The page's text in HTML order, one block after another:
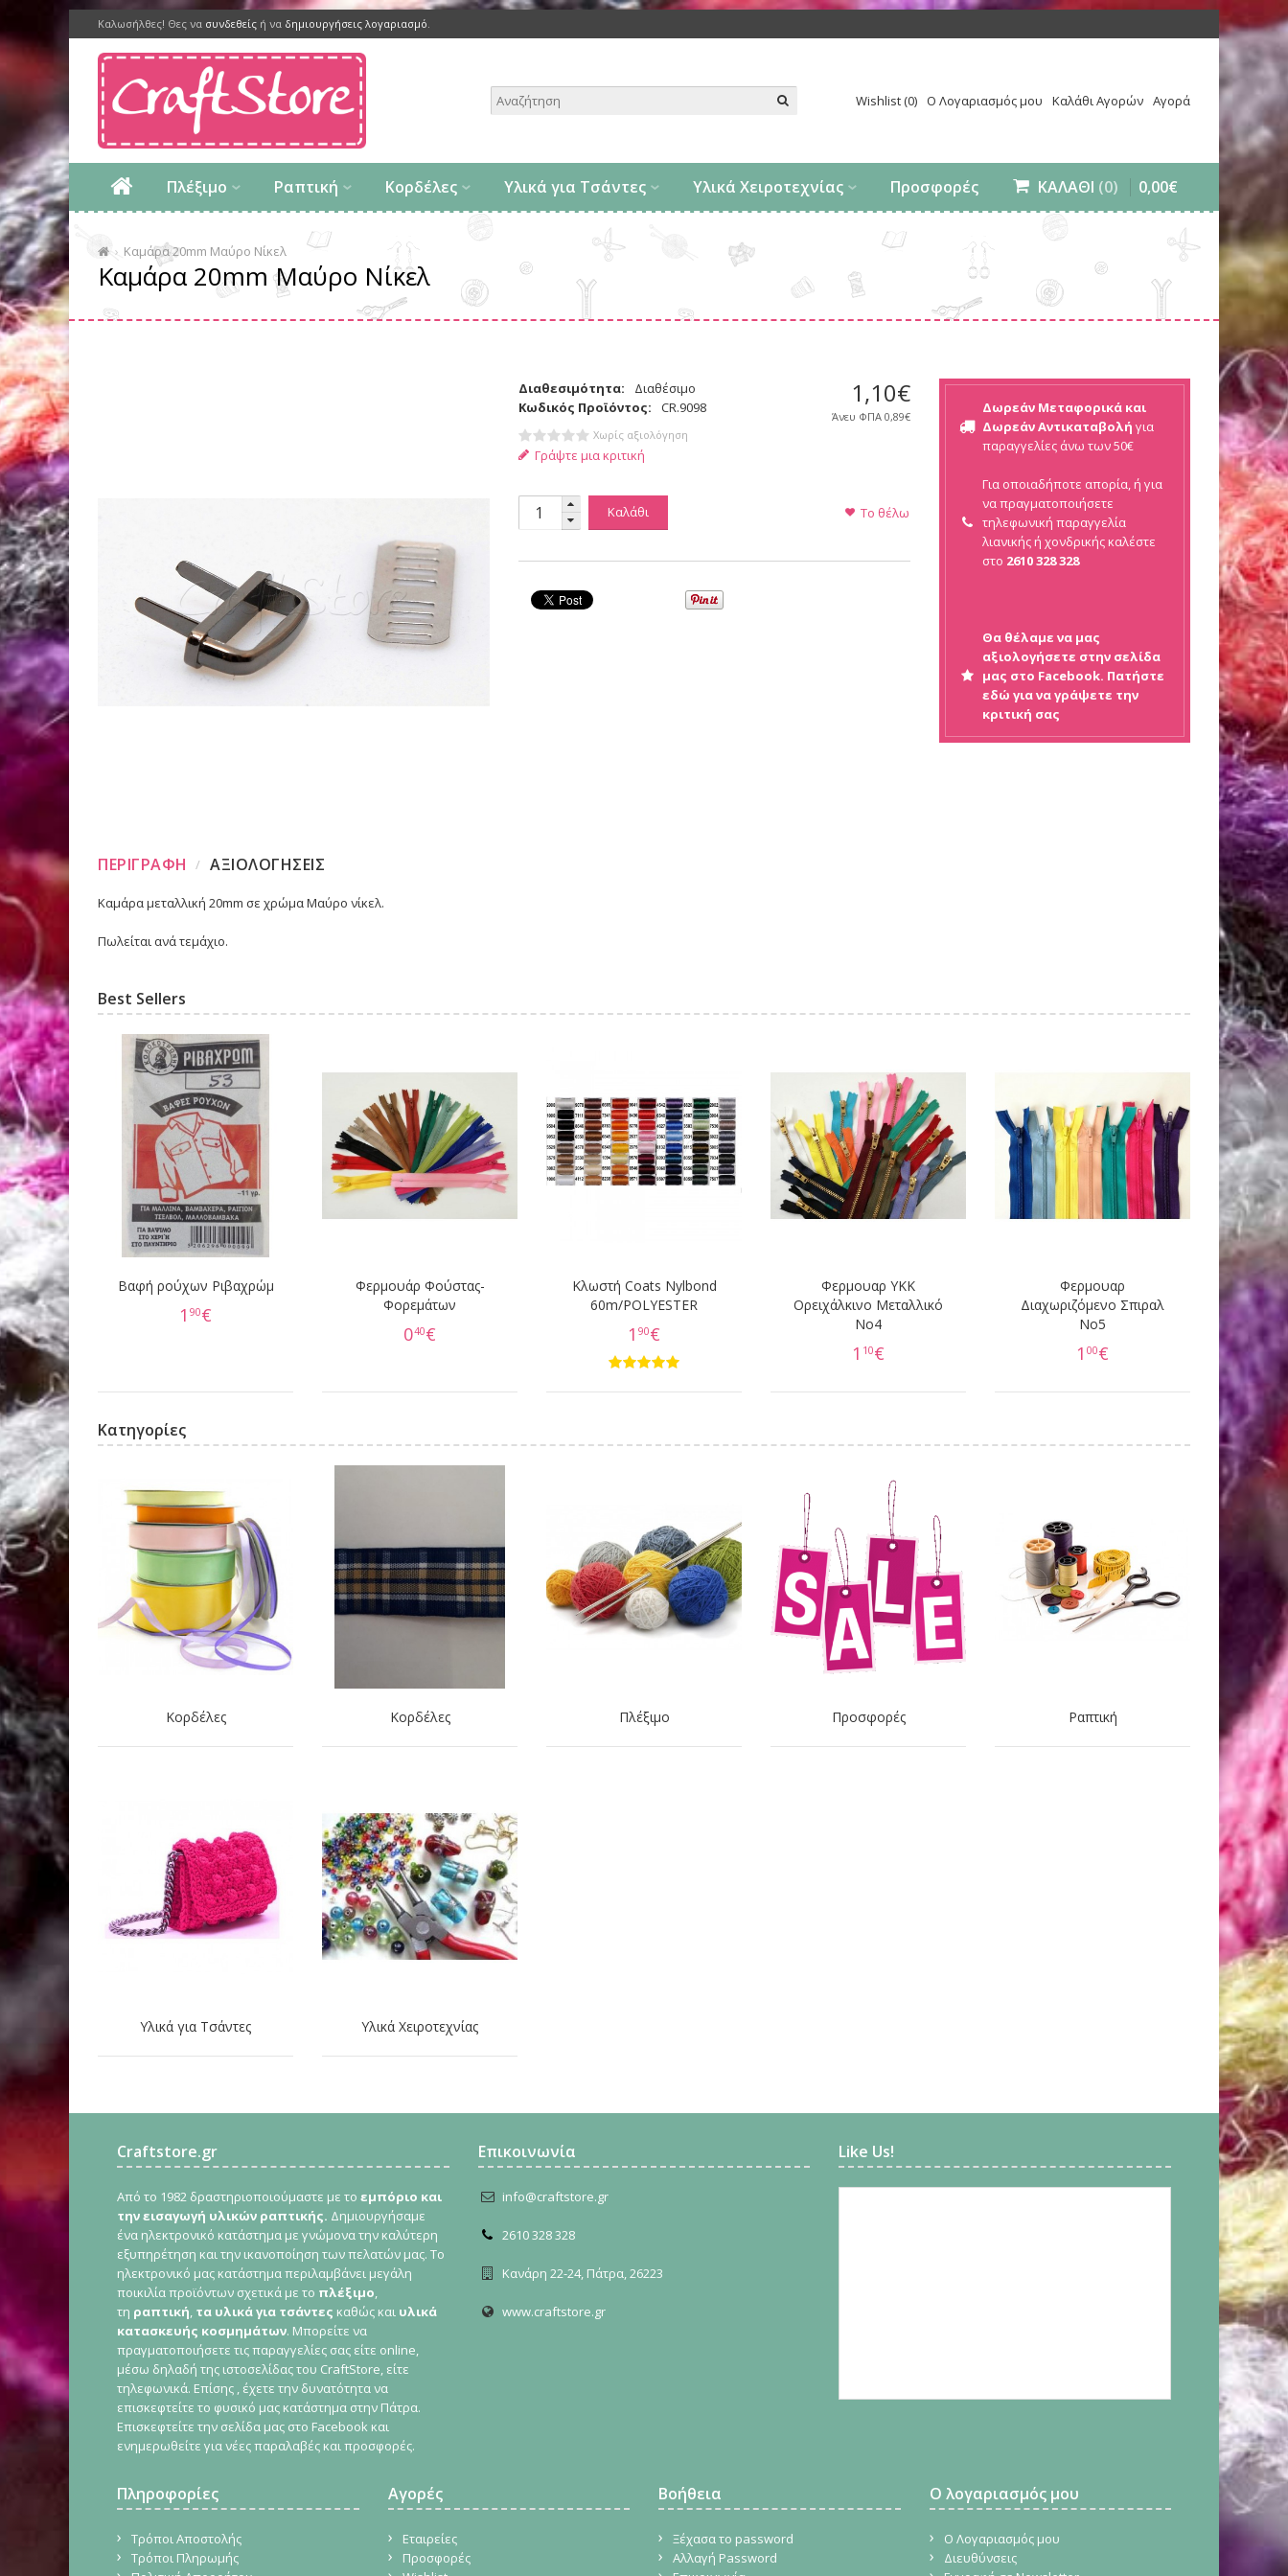
Καλωσήλθες! Θες να συνδεθείς ή να δημιουργήσεις λογαριασμό.
Wishlist (0) Ο Λογαριασμός μου Καλάθι Αγορών Αγορά
Πλέξιμο Ραπτική Κορδέλες Υλικά για Τσάντες Υλικά Χειροτεχνίας Προσφορές ΚΑΛΑΘΙ (0) 0,00€
Καμάρα 20mm Μαύρο Νίκελ
Καμάρα 20mm Μαύρο Νίκελ
1,10€
Άνευ ΦΠΑ 0,89€
Διαθεσιμότητα:
Διαθέσιμο
Κωδικός Προϊόντος:
CR.9098
Χωρίς αξιολόγηση
Γράψτε μια κριτική
Καλάθι Το θέλω
ΠΕΡΙΓΡΑΦΗ ΑΞΙΟΛΟΓΗΣΕΙΣ
Καμάρα μεταλλική 20mm σε χρώμα Μαύρο νίκελ.
Πωλείται ανά τεμάχιο.
Δωρεάν Μεταφορικά και
Δωρεάν Αντικαταβολή για
παραγγελίες άνω των 50€
Για οποιαδήποτε απορία, ή για
να πραγματοποιήσετε
τηλεφωνική παραγγελία
λιανικής ή χονδρικής καλέστε
στο 2610 328 328
Θα θέλαμε να μας
αξιολογήσετε στην σελίδα
μας στο Facebook. Πατήστε
εδώ για να γράψετε την
κριτική σας
Best Sellers
Βαφή ρούχων Ριβαχρώμ
1 90€
Φερμουάρ Φούστας-
Φορεμάτων
040€
Κλωστή Coats Nylbond
60m/POLYESTER
1 90€
Φερμουαρ YKK
Ορειχάλκινο Μεταλλικό
Νο4
1 10€
Φερμουαρ
Διαχωριζόμενο Σπιραλ
No5
1 00€
Κατηγορίες
Κορδέλες Κορδέλες Πλέξιμο Προσφορές Ραπτική
Υλικά για Τσάντες Υλικά Χειροτεχνίας
Craftstore.gr
Από το 1982 δραστηριοποιούμαστε με το εμπόριο και
την εισαγωγή υλικών ραπτικής. Δημιουργήσαμε
ένα ηλεκτρονικό κατάστημα με γνώμονα την καλύτερη
εξυπηρέτηση και την ικανοποίηση των πελατών μας. Το
ηλεκτρονικό μας κατάστημα περιλαμβάνει μεγάλη
ποικιλία προϊόντων σχετικά με το πλέξιμο,
τη ραπτική, τα υλικά για τσάντες καθώς και υλικά
κατασκευής κοσμημάτων. Μπορείτε να
πραγματοποιήσετε τις παραγγελίες σας είτε online,
μέσω δηλαδή της ιστοσελίδας του CraftStore, είτε
τηλεφωνικά. Επίσης , έχετε την δυνατότητα να
επισκεφτείτε το φυσικό μας κατάστημα στην Πάτρα.
Επισκεφτείτε την σελίδα μας στο Facebook και
ενημερωθείτε για νέες παραλαβές και προσφορές.
Επικοινωνία
info@craftstore.gr
2610 328 328
Κανάρη 22-24, Πάτρα, 26223
www.craftstore.gr
Like Us!
Πληροφορίες
Τρόποι Αποστολής
Τρόποι Πληρωμής
Αγορές
Εταιρείες
Προσφορές
Βοήθεια
Ξέχασα το password
Αλλαγή Password
Ο λογαριασμός μου
Ο Λογαριασμός μου
Διευθύνσεις